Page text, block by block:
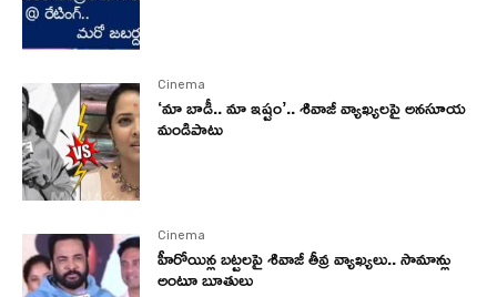
Cinema
‘మా బాడీ.. మా ఇష్టం’.. శివాజీ వ్యాఖ్యలపై అనసూయ
మండిపాటు
Cinema
హీరోయిన్ల బట్టలపై శివాజీ తీవ్ర వ్యాఖ్యలు.. సామాన్లు
అంటూ బూతులు